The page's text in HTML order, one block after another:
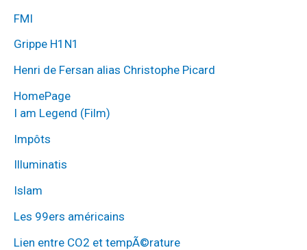
FMI
Grippe H1N1
Henri de Fersan alias Christophe Picard
HomePage
I am Legend (Film)
Impôts
Illuminatis
Islam
Les 99ers américains
Lien entre CO2 et tempÃ©rature